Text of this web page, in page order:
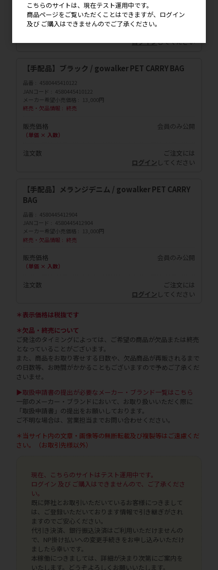
販売価格
（単価 × 入数）
ログインしてください
【手配品】ブラック / gowalker PET CARRY BAG
品番
4580445410122
JANコード
4580445410122
メーカー希望小売価格
13,000円
終売・欠品情報
終売
販売価格
（単価 × 入数）
会員のみ公開
注文数
ご注文には
ログイン してください
【手配品】メランジデニム / gowalker PET CARRY
BAG
品番
4580445412904
JANコード
4580445412904
メーカー希望小売価格
13,000円
終売・欠品情報
終売
販売価格
（単価 × 入数）
会員のみ公開
注文数
ご注文には
ログイン してください
＊表示価格は税抜です
＊欠品・終売について
ご発注のタイミングによっては、ご希望の商品が欠品または終売
となっていることがございます。
また、商品をお取り寄せする日数や、欠品商品が再販されるまで
の日数等、お時間がかかることもございますので予めご了承くだ
さいませ。
▶取扱申請書の提出が必要なメーカー・ブランド一覧はこちら
一部のメーカー・ブランドにおいて、お取り扱いいただく際に
「取扱申請書」の提出をお願いしております。
ご不明な場合は、営業担当までお問い合わせください。
＊当サイト内の文章・画像等の無断転載及び複製等はご遠慮くだ
さい。（お取引先様以外）
現在、こちらのサイトはテスト運用中です。
ログイン 及び ご購入はできませんので、ご了承くださ
い。
既に弊社とお取引いただいているお客様につきまして
は、ご登録いただいております情報で引き継ぎがされ
ますのでご安心ください。
代引き決済、銀行振込決済はご利用いただけませんの
で、NP掛け払いへの変更手続きをお申し込みいただけ
ましたら幸いです。
本稼働につきましては、詳細が決まり次第にご案内を
いたします。どうぞよろしくお願いいたします。
こちらのサイトは、現在テスト運用中です。
商品ページをご覧いただくことはできますが、ログイン
及び ご購入はできませんのでご了承ください。